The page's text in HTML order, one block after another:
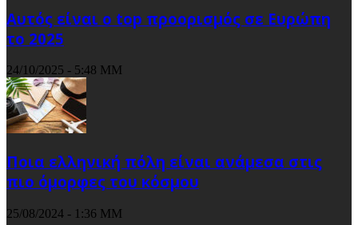
Αυτός είναι ο top προορισμός σε Ευρώπη
το 2025
24/10/2025 - 5:48 ΜΜ
Ποια ελληνική πόλη είναι ανάμεσα στις
πιο όμορφες του κόσμου
25/08/2024 - 1:36 ΜΜ